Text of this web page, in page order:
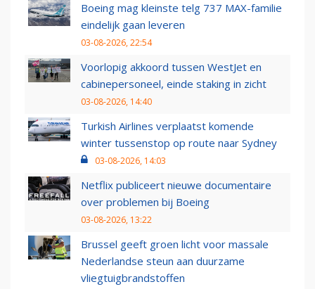
Boeing mag kleinste telg 737 MAX-familie
eindelijk gaan leveren
03-08-2026, 22:54
Voorlopig akkoord tussen WestJet en
cabinepersoneel, einde staking in zicht
03-08-2026, 14:40
Turkish Airlines verplaatst komende
winter tussenstop op route naar Sydney
03-08-2026, 14:03
Netflix publiceert nieuwe documentaire
over problemen bij Boeing
03-08-2026, 13:22
Brussel geeft groen licht voor massale
Nederlandse steun aan duurzame
vliegtuigbrandstoffen